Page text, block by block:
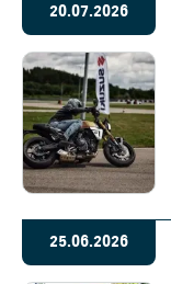
20.07.2026
25.06.2026